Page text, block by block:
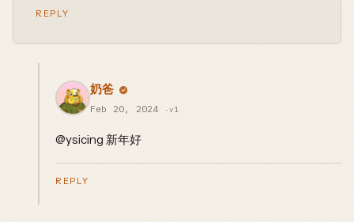
REPLY
奶爸
Feb 20, 2024 ·v1
@ysicing 新年好
REPLY